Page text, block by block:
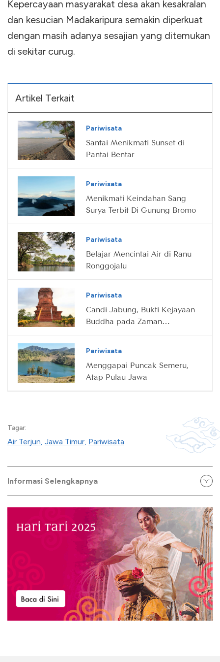
Kepercayaan masyarakat desa akan kesakralan
dan kesucian Madakaripura semakin diperkuat
dengan masih adanya sesajian yang ditemukan
di sekitar curug.
Artikel Terkait
Pariwisata
Santai Menikmati Sunset di
Pantai Bentar
Pariwisata
Menikmati Keindahan Sang
Surya Terbit Di Gunung Bromo
Pariwisata
Belajar Mencintai Air di Ranu
Ronggojalu
Pariwisata
Candi Jabung, Bukti Kejayaan
Buddha pada Zaman
Pariwisata
Menggapai Puncak Semeru,
Atap Pulau Jawa
Tagar:
Air Terjun, Jawa Timur, Pariwisata
Informasi Selengkapnya